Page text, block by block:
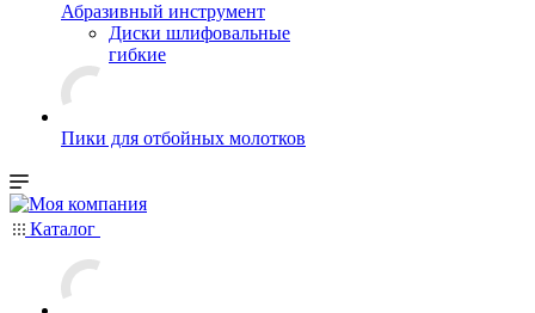
Абразивный инструмент
Диски шлифовальные
гибкие
Пики для отбойных молотков
Каталог